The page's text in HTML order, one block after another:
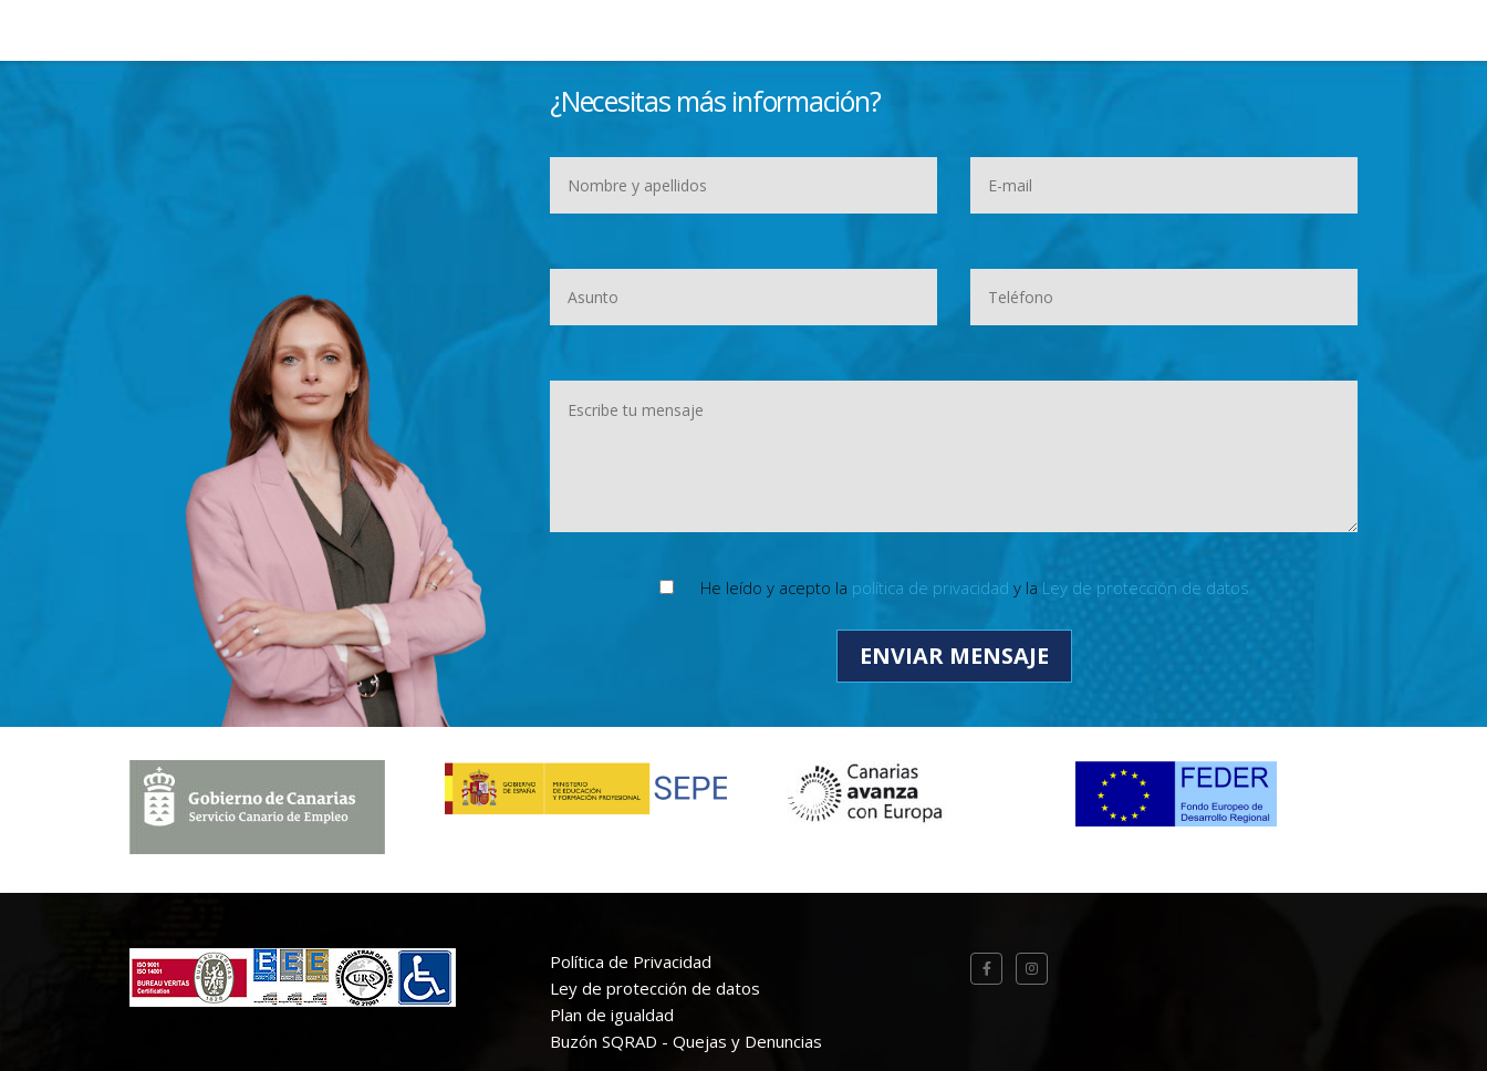
¿Necesitas más información?
He leído y acepto la política de privacidad y la Ley de protección de datos
Política de Privacidad
Ley de protección de datos
Plan de igualdad
Buzón SQRAD - Quejas y Denuncias